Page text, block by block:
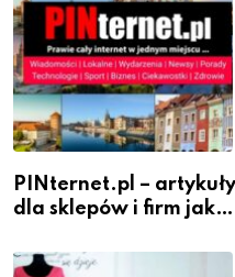
PINternet.pl – artykuły
dla sklepów i firm jako
widoczność